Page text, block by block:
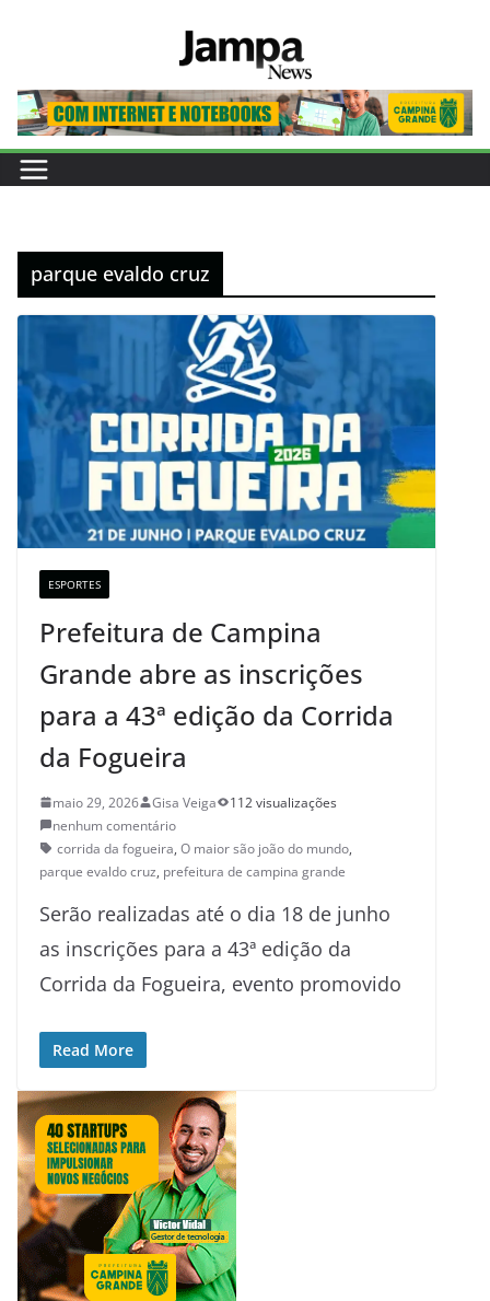
conteúdo
parque evaldo cruz
ESPORTES
Prefeitura de Campina
Grande abre as inscrições
para a 43ª edição da Corrida
da Fogueira
maio 29, 2026 Gisa Veiga
112 visualizações
nenhum comentário
corrida da fogueira, O maior são joão do mundo,
parque evaldo cruz, prefeitura de campina grande
Serão realizadas até o dia 18 de junho
as inscrições para a 43ª edição da
Corrida da Fogueira, evento promovido
Read More